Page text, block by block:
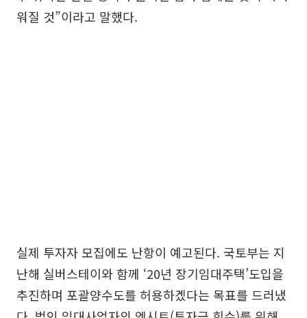
워질 것”이라고 말했다.
실제 투자자 모집에도 난항이 예고된다. 국토부는 지
난해 실버스테이와 함께 ‘20년 장기임대주택’도입을
추진하며 포괄양수도를 허용하겠다는 목표를 드러냈